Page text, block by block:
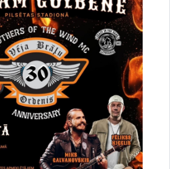
Brīvības un
darbu laikā Gulbenē
Sabiedrība